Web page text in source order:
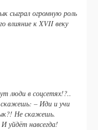
сыграл огромную роль
влияние к XVII веку
люди в соцсетях!?..
– Иди и учи
Не скажешь.
уйдёт навсегда!